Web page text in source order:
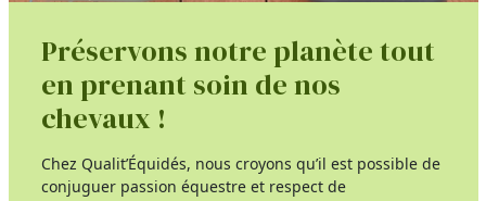
Préservons notre planète tout
en prenant soin de nos
chevaux !
Chez Qualit’Équidés, nous croyons qu’il est possible de
conjuguer passion équestre et respect de